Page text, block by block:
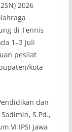
2026
di Tennis
1–3 Juli
pesilat
kota
dan
S.Pd.,
VI IPSI Jawa